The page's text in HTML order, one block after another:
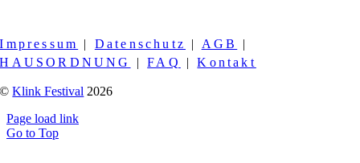
Impressum | Datenschutz | AGB
|
HAUSORDNUNG
|FAQ |Kontakt
©Klink Festival 2026
Page load link
Go to Top